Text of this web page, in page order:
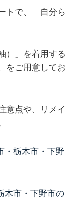
トで、「自分ら
）」を着用する
をご用意してお
意点や、リメイ
・栃木市・下野
木市・下野市の